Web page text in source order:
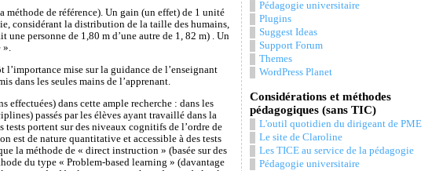
de référence). Un gain (un effet) de 1 unité
considérant la distribution de la taille des humains,
personne de 1,80 m d’une autre de 1, 82 m) . Un
».
mise sur la guidance de l’enseignant
dans les seules mains de l’apprenant.
effectuées) dans cette ample recherche : dans les
passés par les élèves ayant travaillé dans la
tests portent sur des niveaux cognitifs de l’ordre de
est de nature quantitative et accessible à des tests
la méthode de « direct instruction » (basée sur des
du type « Problem-based learning » (davantage
Pédagogie universitaire
Plugins
Suggest Ideas
Support Forum
Themes
WordPress Planet
Considérations et méthodes
pédagogiques (sans TIC)
L'outil quotidien du dirigeant de PME
Le site de Claroline
Les TICE au service de la pédagogie
Pédagogie universitaire